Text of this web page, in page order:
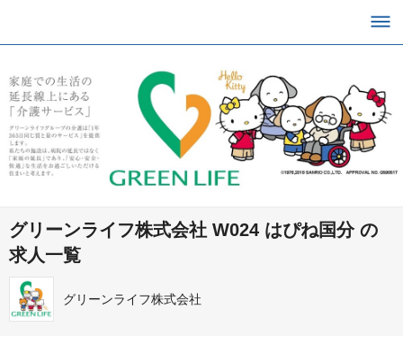
グリーンライフ株式会社 W024 はぴね国分 の
求人一覧
グリーンライフ株式会社